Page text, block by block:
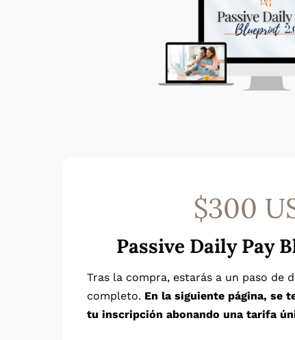
$300
Passive Daily Pay
Tras la compra, estarás a un paso de
completo. En la siguiente página, se
tu inscripción abonando una tarifa